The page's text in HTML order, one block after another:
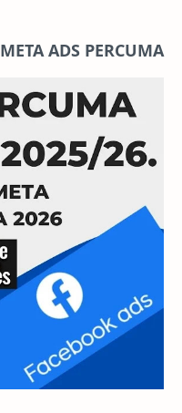
ADS PERCUMA